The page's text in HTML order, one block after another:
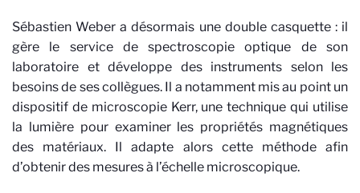
Sébastien Weber a désormais une double casquette : il
gère le service de spectroscopie optique de son
laboratoire et développe des instruments selon les
besoins de ses collègues. Il a notamment mis au point un
dispositif de microscopie Kerr, une technique qui utilise
la lumière pour examiner les propriétés magnétiques
des matériaux. Il adapte alors cette méthode afin
d’obtenir des mesures à l’échelle microscopique.